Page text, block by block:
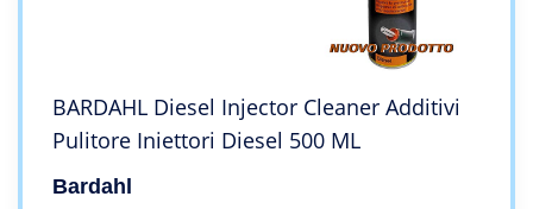
BARDAHL Diesel Injector Cleaner Additivi
Pulitore Iniettori Diesel 500 ML
Bardahl